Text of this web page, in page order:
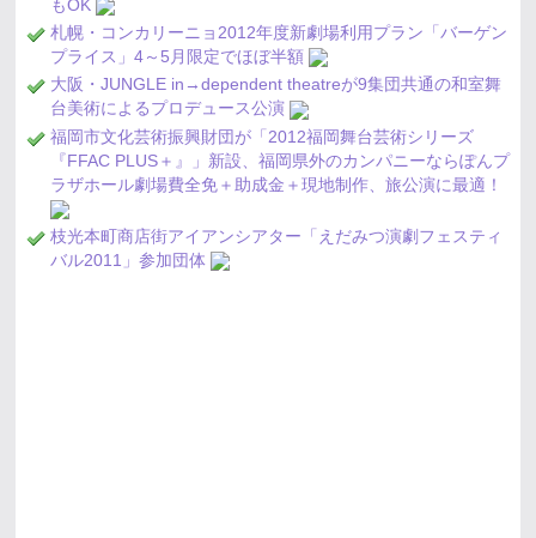
もOK
札幌・コンカリーニョ2012年度新劇場利用プラン「バーゲン
プライス」4～5月限定でほぼ半額
大阪・JUNGLE in→dependent theatreが9集団共通の和室舞
台美術によるプロデュース公演
福岡市文化芸術振興財団が「2012福岡舞台芸術シリーズ
『FFAC PLUS＋』」新設、福岡県外のカンパニーならぽんプ
ラザホール劇場費全免＋助成金＋現地制作、旅公演に最適！
枝光本町商店街アイアンシアター「えだみつ演劇フェスティ
バル2011」参加団体